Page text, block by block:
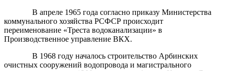
В апреле 1965 года согласно приказу Министерства
коммунального хозяйства РСФСР происходит
переименование «Треста водоканализации» в
Производственное управление ВКХ.
В 1968 году началось строительство Арбинских
очистных сооружений водопровода и магистрального